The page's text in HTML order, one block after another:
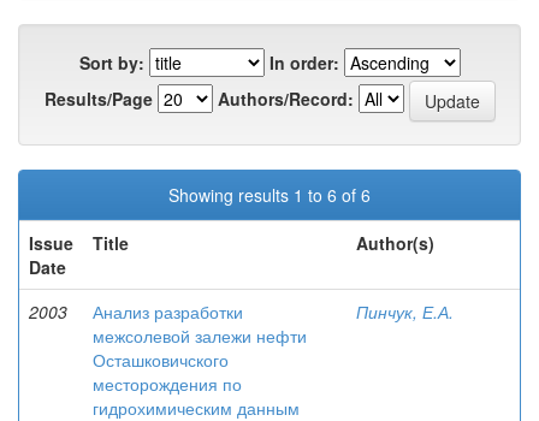
Sort by:
In order:
Results/Page
Authors/Record:
Showing results 1 to 6 of 6
Issue
Date
Title Author(s)
2003
Анализ разработки
межсолевой залежи нефти
Осташковичского
месторождения по
гидрохимическим данным
Пинчук, Е.А.